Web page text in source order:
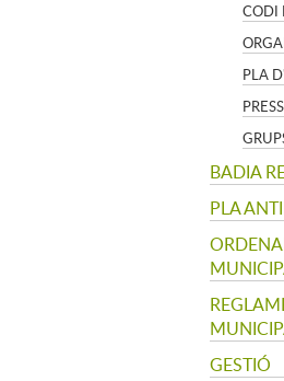
CODI
PLA
BADIA
PLA
GESTIÓ